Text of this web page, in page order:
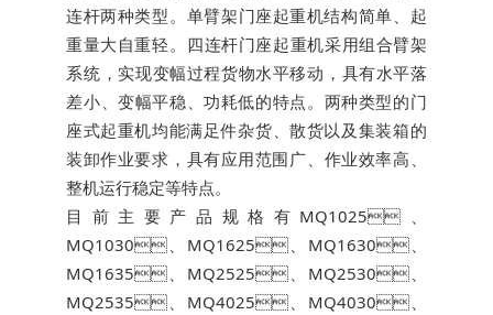
连杆两种类型。单臂架门座起重机结构简单、起
重量大自重轻。四连杆门座起重机采用组合臂架
系统，实现变幅过程货物水平移动，具有水平落
差小、变幅平稳、功耗低的特点。两种类型的门
座式起重机均能满足件杂货、散货以及集装箱的
装卸作业要求，具有应用范围广、作业效率高、
整机运行稳定等特点。
目前主要产品规格有MQ1025、
MQ1030、MQ1625、MQ1630、
MQ1635、MQ2525、MQ2530、
MQ2535、MQ4025、MQ4030、